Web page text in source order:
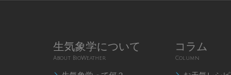
生気象学について
About BioWeather
コラム
Column